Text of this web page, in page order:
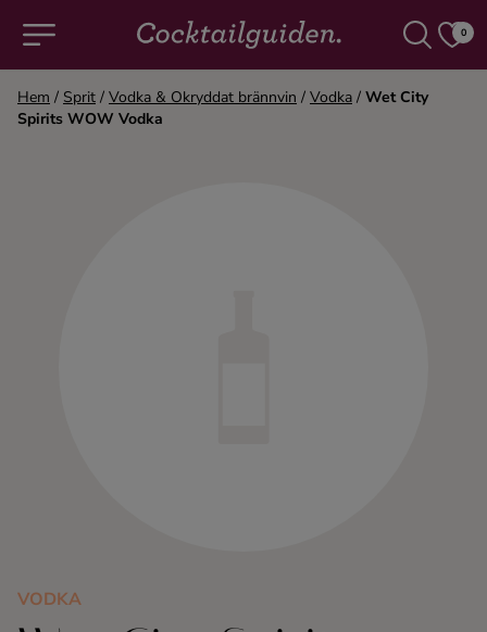
0
COCKTAILS & DRINKAR
Hem / Sprit / Vodka & Okryddat brännvin / Vodka / Wet City
Spirits WOW Vodka
VODKA